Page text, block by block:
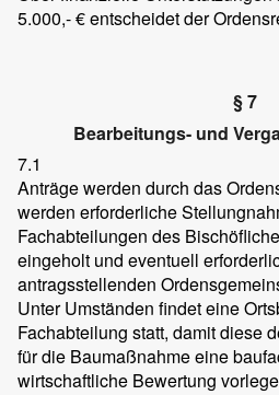
5.000,- € entscheidet der
§ 7
Bearbeitungs- und
7.1
Anträge werden durch das
werden erforderliche
Fachabteilungen des
eingeholt und eventuell
antragsstellenden
Unter Umständen findet eine
Fachabteilung statt, damit diese
für die Baumaßnahme eine
wirtschaftliche Bewertung